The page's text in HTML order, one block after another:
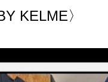
KELME〉